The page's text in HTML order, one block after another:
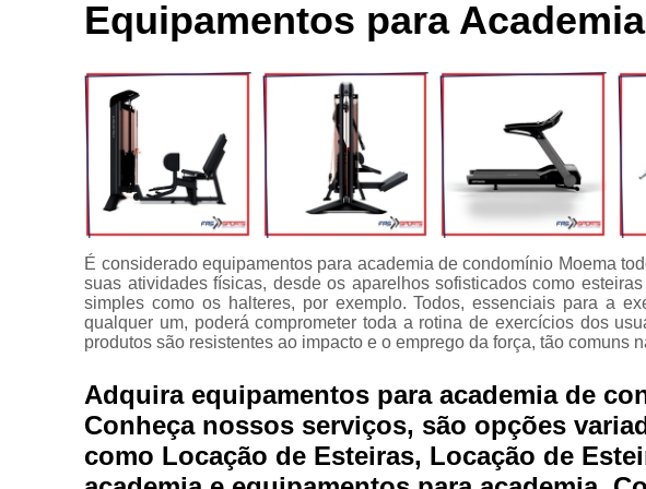
aparelhos
equipamentos
academia
Manutenção
equipamentos
de academia
Multi estação
Venda de
equipamentos
para
academia
Bicicleta Movement Lxu
Crossover Academia
Crossover para
Crossover
Aparelho Elíptico de
Elíptico da
Elíptico
Equipamentos
Equipamentos para
É considerado equipamentos para academia de condomínio Moema
suas atividades físicas, desde os aparelhos sofisticados como
simples como os halteres, por exemplo. Todos, essenciais para a
qualquer um, poderá comprometer toda a rotina de exercícios dos
produtos são resistentes ao impacto e o emprego da força, tão comuns
Adquira equipamentos para academia de
Conheça nossos serviços, são opções
como Locação de Esteiras, Locação de